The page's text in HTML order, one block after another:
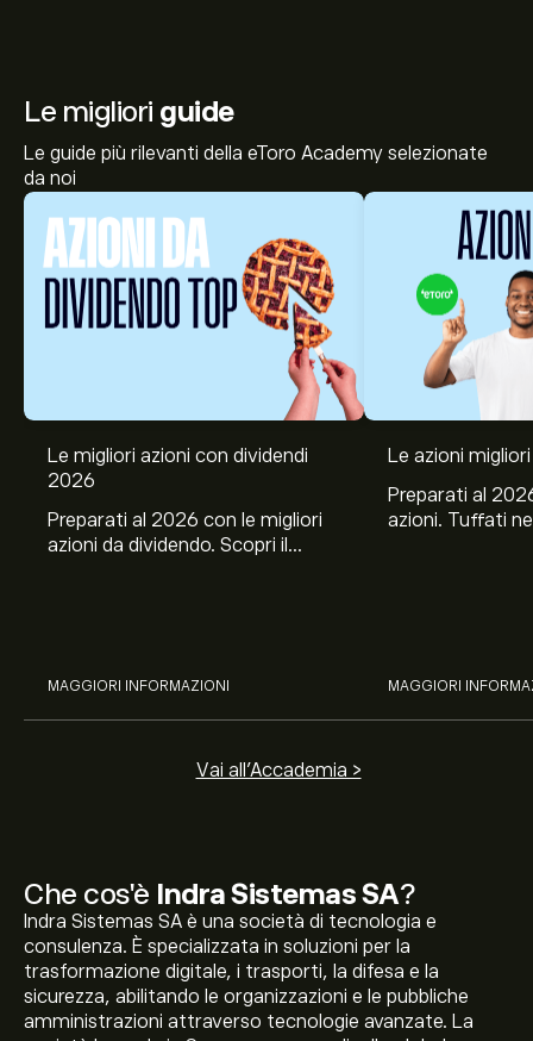
Che cos'è Indra Sistemas SA?
Indra Sistemas SA è una società di tecnologia e
consulenza. È specializzata in soluzioni per la
trasformazione digitale, i trasporti, la difesa e la
sicurezza, abilitando le organizzazioni e le pubbliche
amministrazioni attraverso tecnologie avanzate. La
Le migliori guide
Le guide più rilevanti della eToro Academy selezionate
da noi
Le migliori azioni con dividendi
2026
Preparati al 2026 con le migliori
azioni da dividendo. Scopri il
MAGGIORI INFORMAZIONI
Le azioni
Preparati al
azioni. Tuffati
MAGGIORI
Vai all'Accademia >